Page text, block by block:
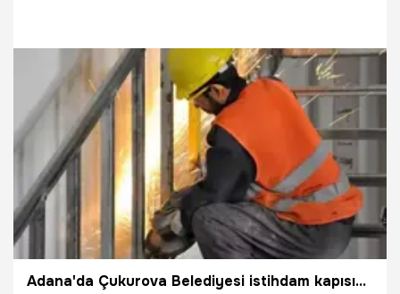
31.05.2026
Adana'da Çukurova Belediyesi istihdam kapısını açtı! Yarın saat 14.00'te başlıyor: İşte aranan tüm şartlar